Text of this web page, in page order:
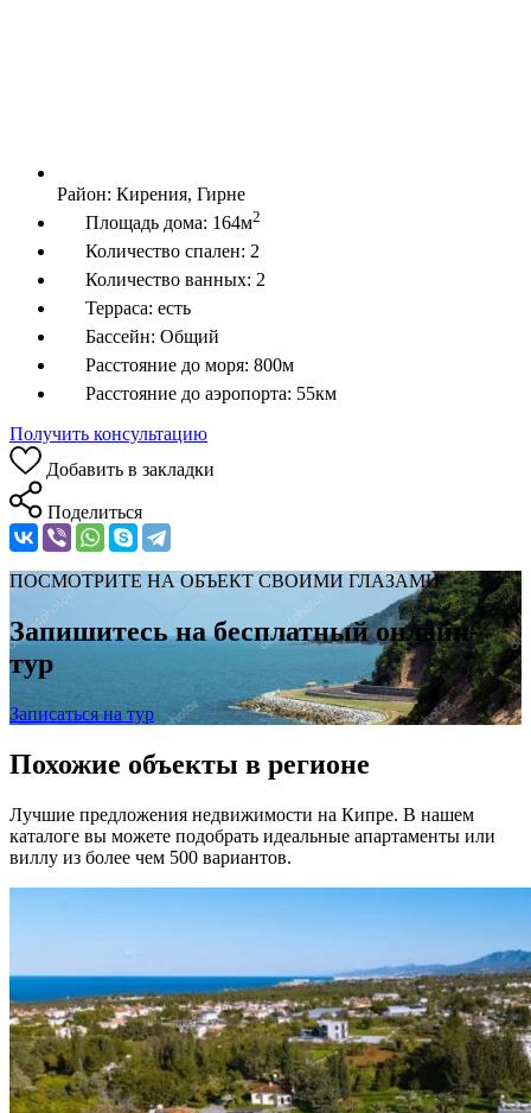
Район: Кирения, Гирне
Площадь дома: 164м2
Количество спален: 2
Количество ванных: 2
Терраса: есть
Бассейн: Общий
Расстояние до моря: 800м
Расстояние до аэропорта: 55км
Получить консультацию
Добавить в закладки
Поделиться
ПОСМОТРИТЕ НА ОБЪЕКТ СВОИМИ ГЛАЗАМИ
Запишитесь на бесплатный онлайн-
тур
Записаться на тур
Похожие объекты в регионе
Лучшие предложения недвижимости на Кипре. В нашем
каталоге вы можете подобрать идеальные апартаменты или
виллу из более чем 500 вариантов.